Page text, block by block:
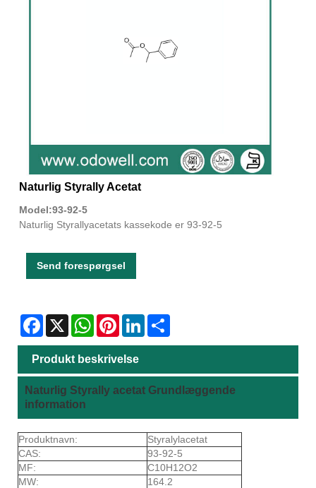
Naturlig Styrally Acetat
Model:93-92-5
Naturlig Styrallyacetats kassekode er 93-92-5
Send forespørgsel
Facebook
X WhatsAppPinterestLinkedIn
Produkt beskrivelse
Naturlig Styrally acetat Grundlæggende
information
Produktnavn:
Styralylacetat
CAS:
93-92-5
MF:
C10H12O2
MW:
164.2